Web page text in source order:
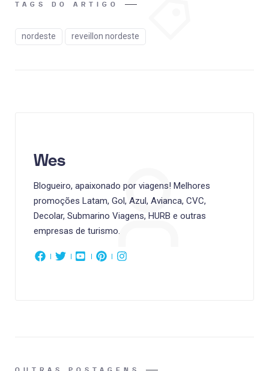
TAGS DO ARTIGO
nordeste reveillon nordeste
Wes
Blogueiro, apaixonado por viagens! Melhores
promoções Latam, Gol, Azul, Avianca, CVC,
Decolar, Submarino Viagens, HURB e outras
empresas de turismo.